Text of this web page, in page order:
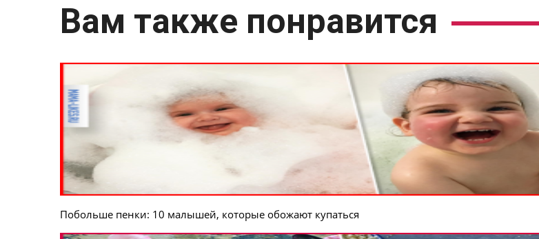
Вам также понравится
Побольше пенки: 10 малышей, которые обожают купаться